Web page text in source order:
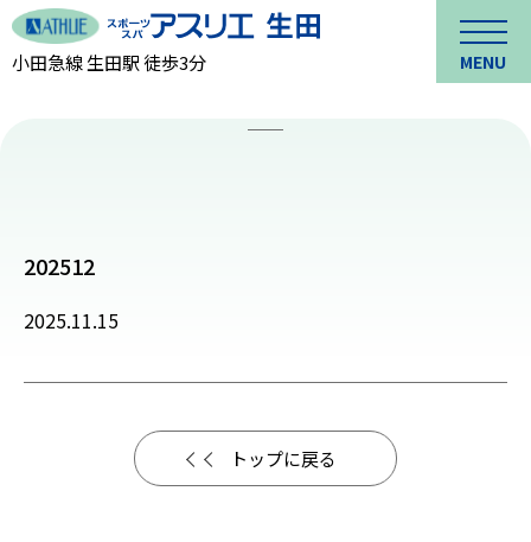
小田急線 生田駅 徒歩3分 MENU
202512
2025.11.15
トップに戻る